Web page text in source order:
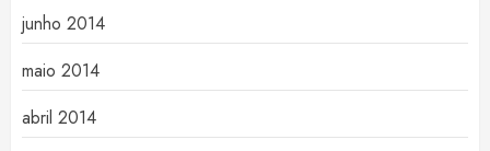
junho 2014
maio 2014
abril 2014